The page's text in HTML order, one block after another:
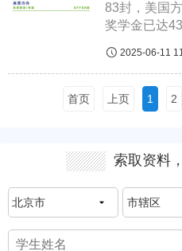
83封，美国
奖学金已达
斯哥美术学
瑞特艺术学
加哥艺......
 2025-06-11
首页 上页 1 2
索取资料